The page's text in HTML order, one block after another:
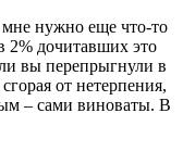
нужно еще что-то
2% дочитавших это
вы перепрыгнули в
от нетерпения,
– сами виноваты. В